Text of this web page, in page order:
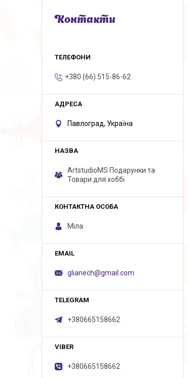
Контакти
+380 (66) 515-86-62
Павлоград, Україна
ArtstudioMS Подарунки та
Товари для хоббі
Міла
glianech@gmail.com
+380665158662
+380665158662